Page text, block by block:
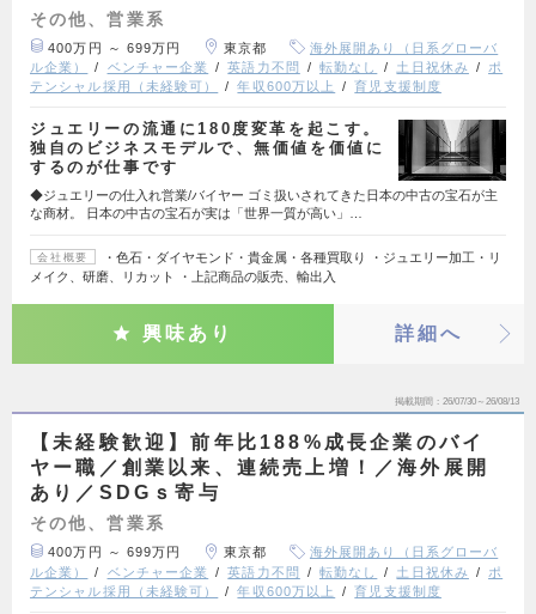
その他、営業系
400万円 ～ 699万円 東京都
海外展開あり（日系グローバ
ル企業）
ベンチャー企業 英語力不問 転勤なし 土日祝休み
ポ
テンシャル採用（未経験可）
年収600万以上 育児支援制度
ジュエリーの流通に180度変革を起こす。
独自のビジネスモデルで、無価値を価値に
するのが仕事です
◆ジュエリーの仕入れ営業/バイヤー ゴミ扱いされてきた日本の中古の宝石が主
な商材。 日本の中古の宝石が実は「世界一質が高い」…
会社概要
・色石・ダイヤモンド・貴金属・各種買取り ・ジュエリー加工・リ
メイク、研磨、リカット ・上記商品の販売、輸出入
興味あり 詳細へ
掲載期間 26/07/30～26/08/13
【未経験歓迎】前年比188%成長企業のバイ
ヤー職／創業以来、連続売上増！／海外展開
あり／SDGｓ寄与
その他、営業系
400万円 ～ 699万円 東京都
海外展開あり（日系グローバ
ル企業）
ベンチャー企業 英語力不問 転勤なし 土日祝休み
ポ
テンシャル採用（未経験可）
年収600万以上 育児支援制度